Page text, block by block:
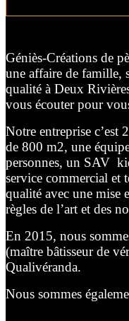
Géniès-Créations de
une affaire de famille,
qualité à Deux
vous écouter pour
Notre entreprise c’est
de 800 m2, une
personnes, un SAV
service commercial et
qualité avec une mise
règles de l’art et des
En 2015, nous
(maître bâtisseur de
Qualivéranda.
Nous sommes